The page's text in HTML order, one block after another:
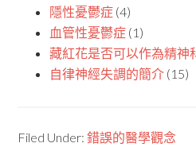
隱性憂鬱症 (4)
血管性憂鬱症 (1)
藏紅花是否可以作為精神
自律神經失調的簡介 (15)
Filed Under:錯誤的醫學觀念